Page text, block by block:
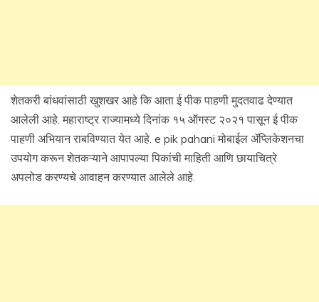
शेतकरी बांधवांसाठी खुशखर आहे कि आता ई पीक पाहणी मुदतवाढ देण्यात
आलेली आहे. महाराष्ट्र राज्यामध्ये दिनांक १५ ऑगस्ट २०२१ पासून ई पीक
पाहणी अभियान राबविण्यात येत आहे. e pik pahani मोबाईल ॲप्लिकेशनचा
उपयोग करून शेतकऱ्याने आपापल्या पिकांची माहिती आणि छायाचित्रे
अपलोड करण्यचे आवाहन करण्यात आलेले आहे.